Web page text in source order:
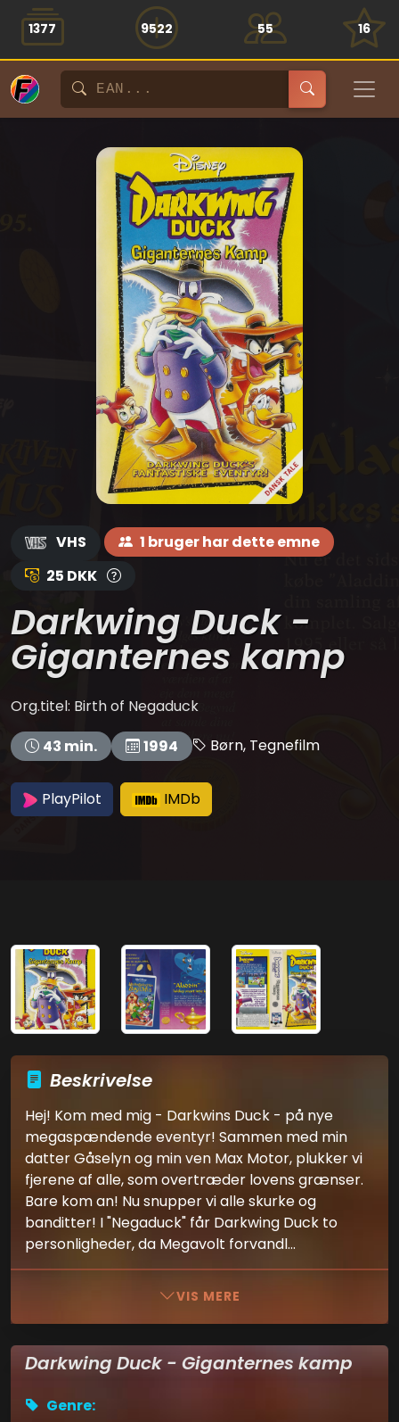
1377 9522 55 16
VHS
1 bruger har dette emne
25 DKK
Darkwing Duck -
Giganternes kamp
Org.titel: Birth of Negaduck
43 min.
1994 Børn, Tegnefilm
PlayPilot IMDb
Beskrivelse
Hej! Kom med mig - Darkwins Duck - på nye
megaspændende eventyr! Sammen med min
datter Gåselyn og min ven Max Motor, plukker vi
fjerene af alle, som overtræder lovens grænser.
Bare kom an! Nu snupper vi alle skurke og
banditter! I "Negaduck" får Darkwing Duck to
personligheder, da Megavolt forvandl...
VIS MERE
Darkwing Duck - Giganternes kamp
Genre: